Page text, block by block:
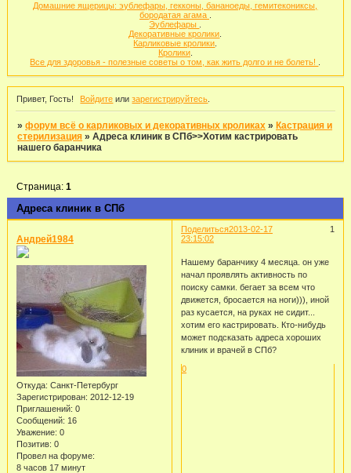
Домашние ящерицы: эублефары, гекконы, бананоеды, гемитекониксы,
бородатая агама
Эублефары
Декоративные кролики
Карликовые кролики
Кролики.
Все для здоровья - полезные советы о том, как жить долго и не болеть!
Привет, Гость! Войдите илизарегистрируйтесь
»форум всё о карликовых и декоративных кроликах » Кастрация и
стерилизация »Адреса клиник в СПб>>Хотим кастрировать
нашего баранчика
Адреса клиник в СПб
Страница:1
Поделиться 1
2013-02-17
23:15:02
Андрей1984
Откуда: Санкт-Петербург
Зарегистрирован: 2012-12-19
Приглашений: 0
Сообщений: 16
Уважение: 0
Позитив: 0
Провел на форуме:
8 часов 17 минут
Нашему баранчику 4 месяца. он уже
начал проявлять активность по
поиску самки. бегает за всем что
движется, бросается на ноги))), иной
раз кусается, на руках не сидит...
хотим его кастрировать. Кто-нибудь
может подсказать адреса хороших
клиник и врачей в СПб?
0